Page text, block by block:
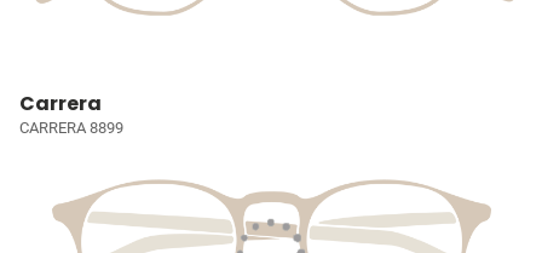
Carrera
CARRERA 8899